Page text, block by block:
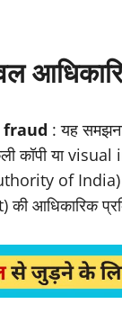
fraud : यह
कॉपी या
of India)
आधिकारिक